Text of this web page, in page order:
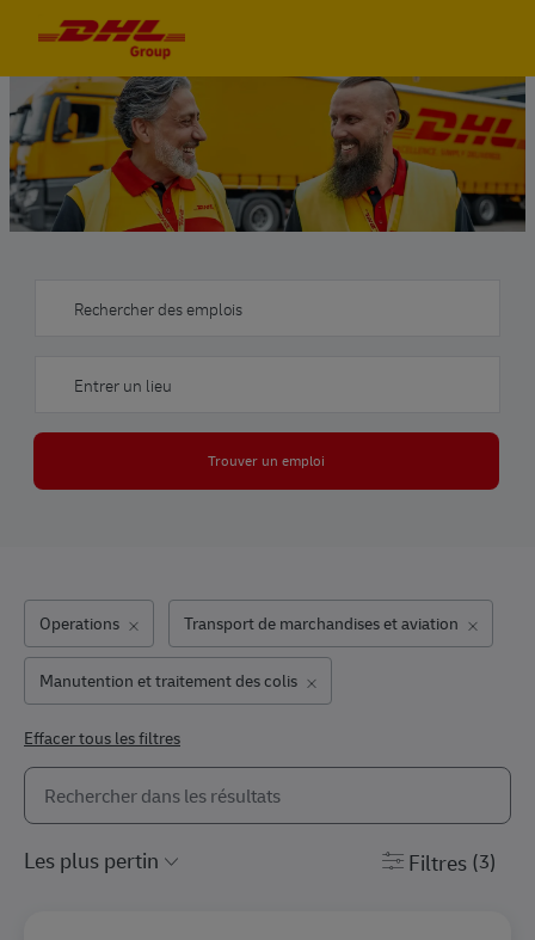
Trouver un emploi
Operations Transport de marchandises et aviation
Manutention et traitement des colis
Effacer tous les filtres
the results are updated
Rechercher dans la liste ci-dessous
Filtres (3)